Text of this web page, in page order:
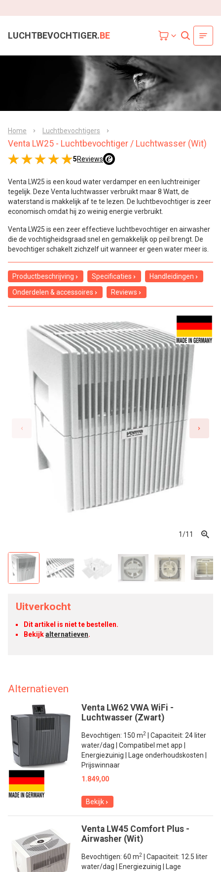
LUCHTBEVOCHTIGER.BE
Home Luchtbevochtigers
Venta LW25 - Luchtbevochtiger / Luchtwasser (Wit)
5Reviews
Venta LW25 is een koud water verdamper en een luchtreiniger
tegelijk. Deze Venta luchtwasser verbruikt maar 8 Watt, de
waterstand is makkelijk af te te lezen. De luchtbevochtiger is zeer
economisch omdat hij zo weinig energie verbruikt.
Venta LW25 is een zeer effectieve luchtbevochtiger en airwasher
die de vochtigheidsgraad snel en gemakkelijk op peil brengt. De
bevochtiger schakelt zichzelf uit wanneer er geen water meer is.
Productbeschrijving Specificaties
Handleidingen
Onderdelen & accessoires
Reviews
1/11
Uitverkocht
Dit artikel is niet te bestellen.
Bekijkalternatieven.
Alternatieven
Venta LW62 VWA WiFi -
Luchtwasser (Zwart)
Bevochtigen: 150 m2
| Capaciteit: 24 liter
water/dag | Compatibel met app |
Energiezuinig | Lage onderhoudskosten |
Prijswinnaar
1.849,00
Bekijk
Venta LW45 Comfort Plus -
Airwasher (Wit)
Bevochtigen: 60 m2
| Capaciteit: 12.5 liter
water/dag | Energiezuinig | Lage